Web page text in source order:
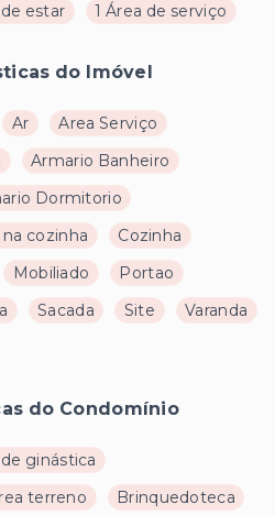
de estar 1 Área de serviço
do Imóvel
Ar
Area Serviço
Armario Banheiro
Dormitorio
cozinha
Cozinha
Mobiliado
Portao
Sacada Site
Varanda
do Condomínio
ginástica
terreno
Brinquedoteca